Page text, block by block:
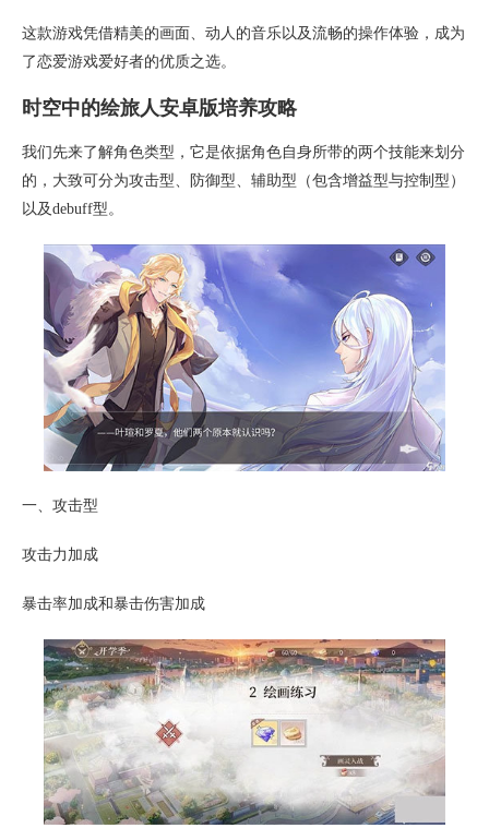
这款游戏凭借精美的画面、动人的音乐以及流畅的操作体验，成为
了恋爱游戏爱好者的优质之选。
时空中的绘旅人安卓版培养攻略
我们先来了解角色类型，它是依据角色自身所带的两个技能来划分
的，大致可分为攻击型、防御型、辅助型（包含增益型与控制型）
以及debuff型。
一、攻击型
攻击力加成
暴击率加成和暴击伤害加成